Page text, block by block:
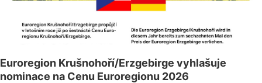
Euroregion Krušnohoří/Erzgebirge vyhlašuje
nominace na Cenu Euroregionu 2026